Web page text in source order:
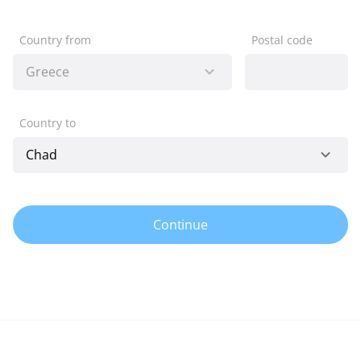
Country from Postal code
Country to
Continue